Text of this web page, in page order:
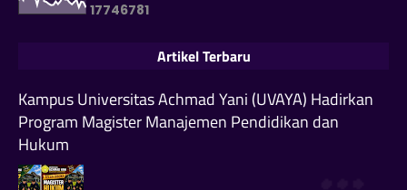
17746781
Artikel Terbaru
Kampus Universitas Achmad Yani (UVAYA) Hadirkan
Program Magister Manajemen Pendidikan dan
Hukum